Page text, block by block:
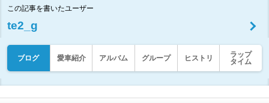
この記事を書いたユーザー
te2_g
ブログ 愛車紹介 アルバム グループ ヒストリ
ラップ
タイム